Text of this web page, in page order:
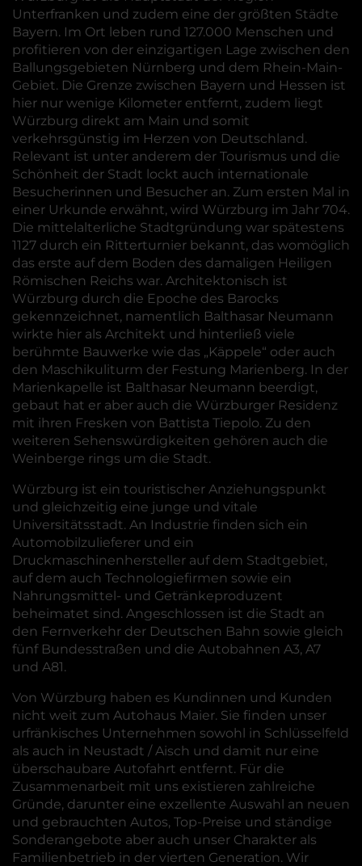
Unterfranken und zudem eine der größten Städte
Bayern. Im Ort leben rund 127.000 Menschen und
profitieren von der einzigartigen Lage zwischen den
Ballungsgebieten Nürnberg und dem Rhein-Main-
Gebiet. Die Grenze zwischen Bayern und Hessen ist
hier nur wenige Kilometer entfernt, zudem liegt
Würzburg direkt am Main und somit
verkehrsgünstig im Herzen von Deutschland.
Relevant ist unter anderem der Tourismus und die
Schönheit der Stadt lockt auch internationale
Besucherinnen und Besucher an. Zum ersten Mal in
einer Urkunde erwähnt, wird Würzburg im Jahr 704.
Die mittelalterliche Stadtgründung war spätestens
1127 durch ein Ritterturnier bekannt, das womöglich
das erste auf dem Boden des damaligen Heiligen
Römischen Reichs war. Architektonisch ist
Würzburg durch die Epoche des Barocks
gekennzeichnet, namentlich Balthasar Neumann
wirkte hier als Architekt und hinterließ viele
berühmte Bauwerke wie das „Käppele“ oder auch
den Maschikuliturm der Festung Marienberg. In der
Marienkapelle ist Balthasar Neumann beerdigt,
gebaut hat er aber auch die Würzburger Residenz
mit ihren Fresken von Battista Tiepolo. Zu den
weiteren Sehenswürdigkeiten gehören auch die
Weinberge rings um die Stadt.
Würzburg ist ein touristischer Anziehungspunkt
und gleichzeitig eine junge und vitale
Universitätsstadt. An Industrie finden sich ein
Automobilzulieferer und ein
Druckmaschinenhersteller auf dem Stadtgebiet,
auf dem auch Technologiefirmen sowie ein
Nahrungsmittel- und Getränkeproduzent
beheimatet sind. Angeschlossen ist die Stadt an
den Fernverkehr der Deutschen Bahn sowie gleich
fünf Bundesstraßen und die Autobahnen A3, A7
und A81.
Von Würzburg haben es Kundinnen und Kunden
nicht weit zum Autohaus Maier. Sie finden unser
urfränkisches Unternehmen sowohl in Schlüsselfeld
als auch in Neustadt / Aisch und damit nur eine
überschaubare Autofahrt entfernt. Für die
Zusammenarbeit mit uns existieren zahlreiche
Gründe, darunter eine exzellente Auswahl an neuen
und gebrauchten Autos, Top-Preise und ständige
Sonderangebote aber auch unser Charakter als
Familienbetrieb in der vierten Generation. Wir